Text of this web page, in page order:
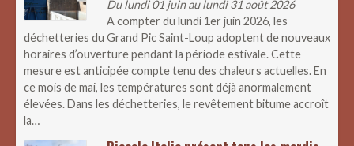
Du lundi 01 juin au lundi 31 août 2026
A compter du lundi 1er juin 2026, les
déchetteries du Grand Pic Saint-Loup adoptent de nouveaux
horaires d’ouverture pendant la période estivale. Cette
mesure est anticipée compte tenu des chaleurs actuelles. En
ce mois de mai, les températures sont déjà anormalement
élevées. Dans les déchetteries, le revêtement bitume accroît
la…